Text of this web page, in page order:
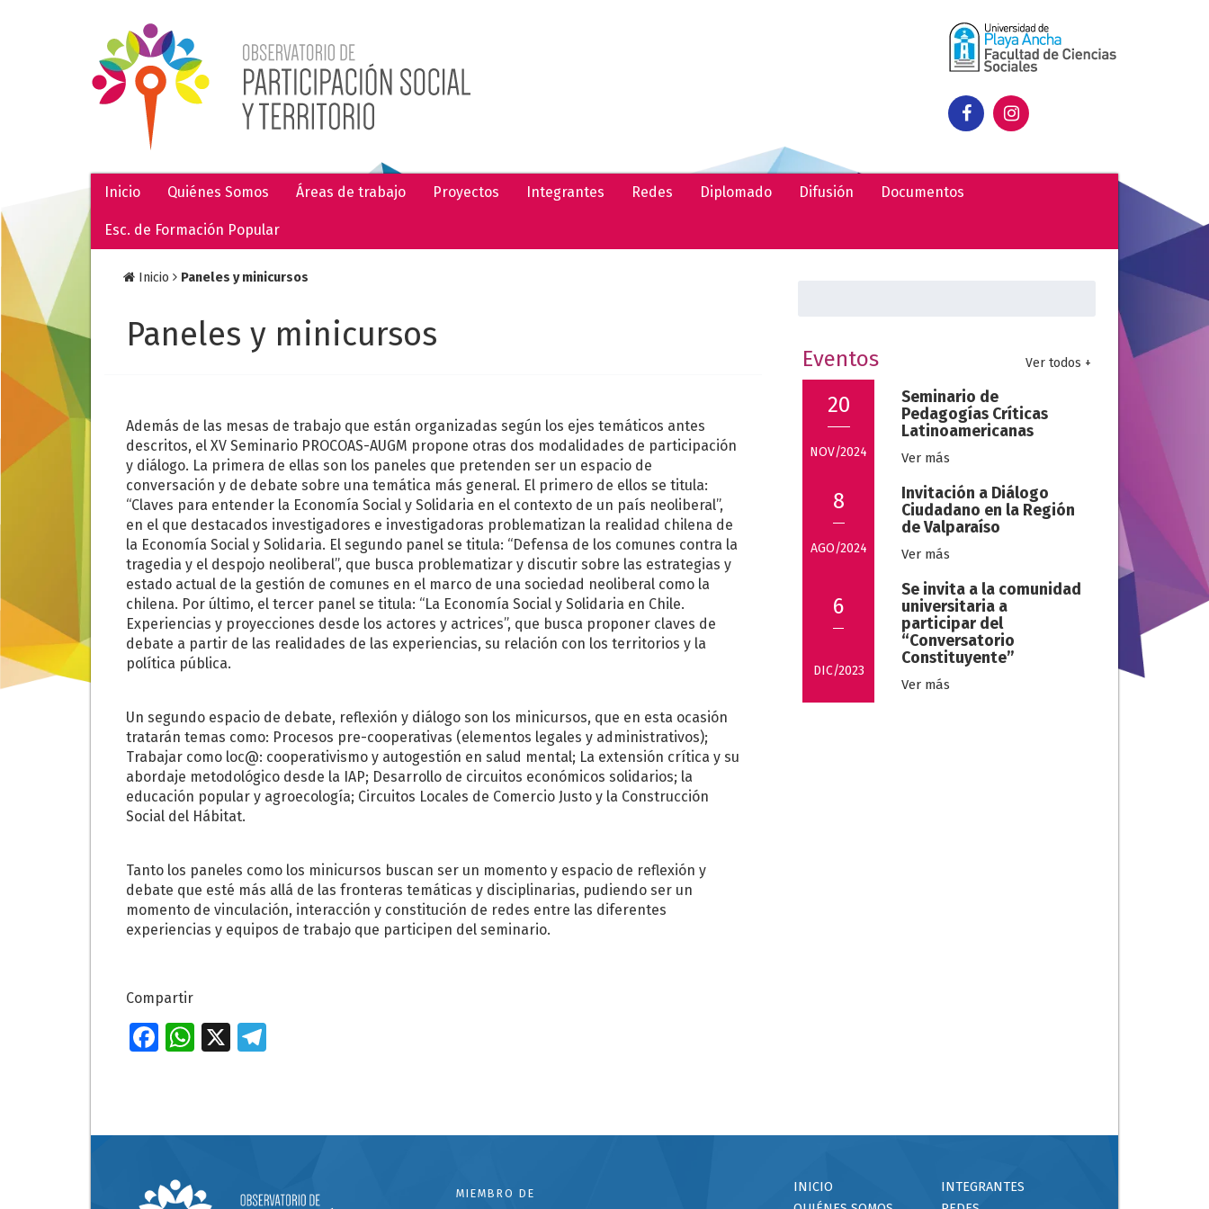
Inicio Quiénes Somos Áreas de trabajo Proyectos Integrantes Redes Diplomado Difusión Documentos
Esc. de Formación Popular
Inicio Paneles y minicursos
Paneles y minicursos
Además de las mesas de trabajo que están organizadas según los ejes temáticos antes
descritos, el XV Seminario PROCOAS-AUGM propone otras dos modalidades de participación
y diálogo. La primera de ellas son los paneles que pretenden ser un espacio de
conversación y de debate sobre una temática más general. El primero de ellos se titula:
“Claves para entender la Economía Social y Solidaria en el contexto de un país neoliberal”,
en el que destacados investigadores e investigadoras problematizan la realidad chilena de
la Economía Social y Solidaria. El segundo panel se titula: “Defensa de los comunes contra la
tragedia y el despojo neoliberal”, que busca problematizar y discutir sobre las estrategias y
estado actual de la gestión de comunes en el marco de una sociedad neoliberal como la
chilena. Por último, el tercer panel se titula: “La Economía Social y Solidaria en Chile.
Experiencias y proyecciones desde los actores y actrices”, que busca proponer claves de
debate a partir de las realidades de las experiencias, su relación con los territorios y la
política pública.
Un segundo espacio de debate, reflexión y diálogo son los minicursos, que en esta ocasión
tratarán temas como: Procesos pre-cooperativas (elementos legales y administrativos);
Trabajar como loc@: cooperativismo y autogestión en salud mental; La extensión crítica y su
abordaje metodológico desde la IAP; Desarrollo de circuitos económicos solidarios; la
educación popular y agroecología; Circuitos Locales de Comercio Justo y la Construcción
Social del Hábitat.
Tanto los paneles como los minicursos buscan ser un momento y espacio de reflexión y
debate que esté más allá de las fronteras temáticas y disciplinarias, pudiendo ser un
momento de vinculación, interacción y constitución de redes entre las diferentes
experiencias y equipos de trabajo que participen del seminario.
Compartir
Fa
k
W X
T
Eventos Ver todos +
20
NOV/2024
Seminario de
Pedagogías Críticas
Latinoamericanas
Ver más
8
AGO/2024
Invitación a Diálogo
Ciudadano en la Región
de Valparaíso
Ver más
6
DIC/2023
Se invita a la comunidad
universitaria a
participar del
“Conversatorio
Constituyente”
Ver más
MIEMBRO DE
INICIO
INTEGRANTES